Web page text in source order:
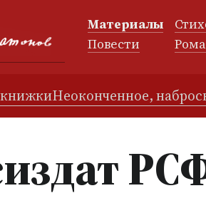
Материалы
Повести
Неоконченное,